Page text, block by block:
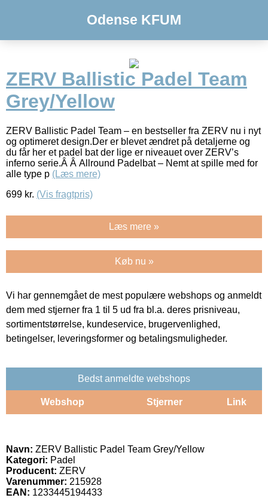
Odense KFUM
ZERV Ballistic Padel Team
Grey/Yellow
ZERV Ballistic Padel Team – en bestseller fra ZERV nu i nyt
og optimeret design.Der er blevet ændret på detaljerne og
du får her et padel bat der lige er niveauet over ZERV’s
inferno serie.Â Â Allround Padelbat – Nemt at spille med for
alle type p (Læs mere)
699 kr. (Vis fragtpris)
Læs mere »
Køb nu »
Vi har gennemgået de mest populære webshops og anmeldt
dem med stjerner fra 1 til 5 ud fra bl.a. deres prisniveau,
sortimentstørrelse, kundeservice, brugervenlighed,
betingelser, leveringsformer og betalingsmuligheder.
Bedst anmeldte webshops
Webshop Stjerner Link
Navn: ZERV Ballistic Padel Team Grey/Yellow
Kategori: Padel
Producent: ZERV
Varenummer: 215928
EAN: 1233445194433